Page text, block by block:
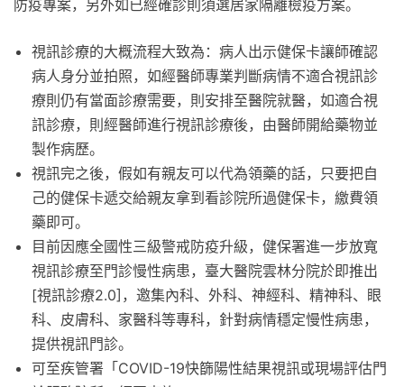
防疫專案，另外如已經確診則須選居家隔離檢疫方案。
視訊診療的大概流程大致為：病人出示健保卡讓師確認
病人身分並拍照，如經醫師專業判斷病情不適合視訊診
療則仍有當面診療需要，則安排至醫院就醫，如適合視
訊診療，則經醫師進行視訊診療後，由醫師開給藥物並
製作病歷。
視訊完之後，假如有親友可以代為領藥的話，只要把自
己的健保卡遞交給親友拿到看診院所過健保卡，繳費領
藥即可。
目前因應全國性三級警戒防疫升級，健保署進一步放寬
視訊診療至門診慢性病患，臺大醫院雲林分院於即推出
[視訊診療2.0]，邀集內科、外科、神經科、精神科、眼
科、皮膚科、家醫科等專科，針對病情穩定慢性病患，
提供視訊門診。
可至疾管署「COVID-19快篩陽性結果視訊或現場評估門